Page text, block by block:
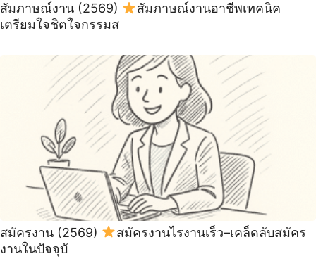
สัมภาษณ์งาน (2569)
สัมภาษณ์งานอาชีพเทคนิค
เตรียมใจชิตใจกรรมส
สมัครงาน (2569)
สมัครงานไรงานเร็ว–เคล็ดลับสมัคร
งานในปัจจุบั